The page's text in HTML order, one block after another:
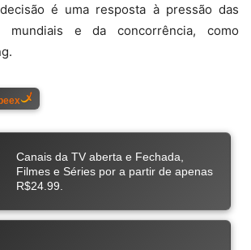
é uma resposta à pressão das
mundiais e da concorrência, como